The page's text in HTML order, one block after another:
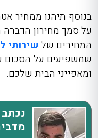
בנוסף תיהנו ממחיר
על סמך מחירון הדברה
המחירים של שירותי
שמשפיעים על
ומאפייני הבית שלכם.
נכתב